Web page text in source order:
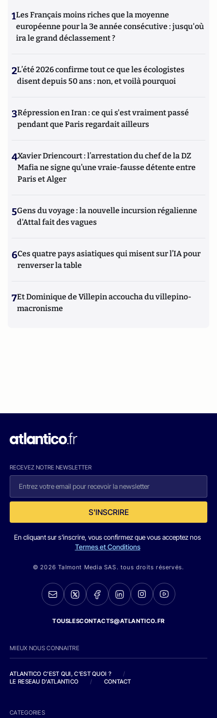
1Les Français moins riches que la moyenne
européenne pour la 3e année consécutive : jusqu'où
ira le grand déclassement ?
2L’été 2026 confirme tout ce que les écologistes
disent depuis 50 ans : non, et voilà pourquoi
3Répression en Iran : ce qui s'est vraiment passé
pendant que Paris regardait ailleurs
4Xavier Driencourt : l’arrestation du chef de la DZ
Mafia ne signe qu’une vraie-fausse détente entre
Paris et Alger
5Gens du voyage : la nouvelle incursion régalienne
d'Attal fait des vagues
6Ces quatre pays asiatiques qui misent sur l’IA pour
renverser la table
7Et Dominique de Villepin accoucha du villepino-
macronisme
RECEVEZ NOTRE NEWSLETTER
S'INSCRIRE
En cliquant sur s'inscrire, vous confirmez que vous acceptez nos
Termes et Conditions
© 2026 Talmont Media SAS. tous droits réservés.
TOUSLESCONTACTS@ATLANTICO.FR
MIEUX NOUS CONNAITRE
ATLANTICO C'EST QUI, C'EST QUOI ?
/
LE RESEAU D'ATLANTICO
/ CONTACT
CATEGORIES